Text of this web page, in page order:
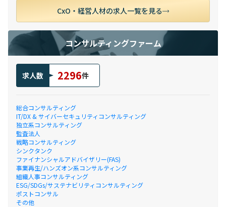
CxO・経営人材の求人一覧を見る
コンサルティングファーム
求人数 2296件
総合コンサルティング
IT/DX & サイバーセキュリティコンサルティング
独立系コンサルティング
監査法人
戦略コンサルティング
シンクタンク
ファイナンシャルアドバイザリー(FAS)
事業再生/ハンズオン系コンサルティング
組織人事コンサルティング
ESG/SDGs/サステナビリティコンサルティング
ポストコンサル
その他